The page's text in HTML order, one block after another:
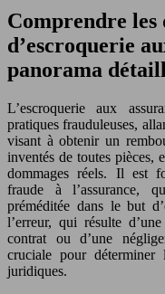
Comprendre
d’escroquerie
panorama
L’escroquerie aux
pratiques frauduleuses,
visant à obtenir un
inventés de toutes pièces,
dommages réels. Il est
fraude à l’assurance,
préméditée dans le but
l’erreur, qui résulte
contrat ou d’une
cruciale pour déterminer
juridiques.